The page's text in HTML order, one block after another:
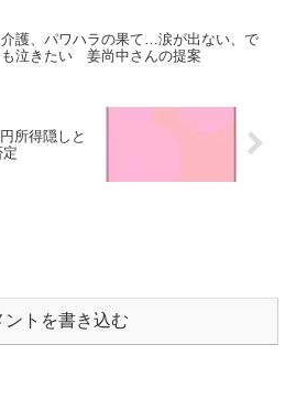
介護、パワハラの果て…涙が出ない、で
も泣きたい 姜尚中さんの提案
所得隠しと
ントを書き込む